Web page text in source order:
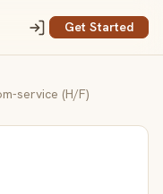
Get Started
service (H/F)